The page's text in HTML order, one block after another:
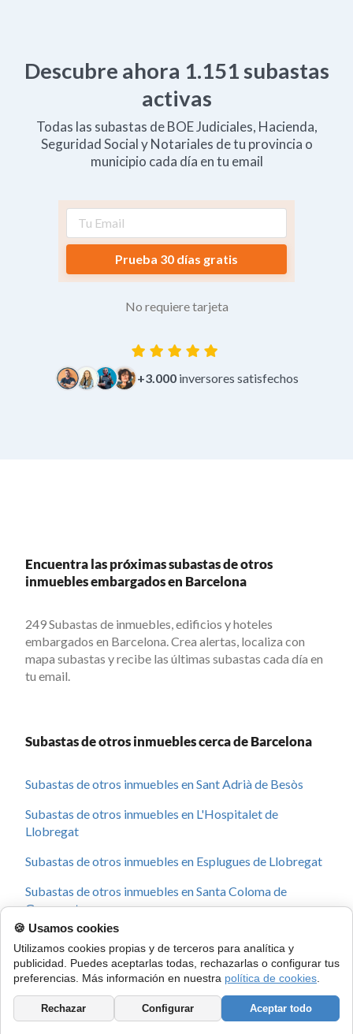
Descubre ahora 1.151 subastas
activas
Todas las subastas de BOE Judiciales, Hacienda,
Seguridad Social y Notariales de tu provincia o
municipio cada día en tu email
Prueba 30 días gratis
No requiere tarjeta
+3.000inversores satisfechos
Encuentra las próximas subastas de otros
inmuebles embargados en Barcelona
249 Subastas de inmuebles, edificios y hoteles
embargados en Barcelona. Crea alertas, localiza con
mapa subastas y recibe las últimas subastas cada día en
tu email.
Subastas de otros inmuebles cerca de Barcelona
Subastas de otros inmuebles en Sant Adrià de Besòs
Subastas de otros inmuebles en L'Hospitalet de
Llobregat
Subastas de otros inmuebles en Esplugues de Llobregat
Subastas de otros inmuebles en Santa Coloma de
Gramenet
Subastas de otros inmuebles en Cornellà de Llobregat
Subastas de otros inmuebles en El Prat de Llobregat
🍪 Usamos cookies
Utilizamos cookies propias y de terceros para analítica y
publicidad. Puedes aceptarlas todas, rechazarlas o configurar tus
preferencias. Más información en nuestra política de cookies
Rechazar Configurar Aceptar todo